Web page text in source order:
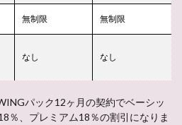
無制限 無制限
なし なし
パック12ヶ月の契約でベーシッ
％、プレミアム18％の割引になりま